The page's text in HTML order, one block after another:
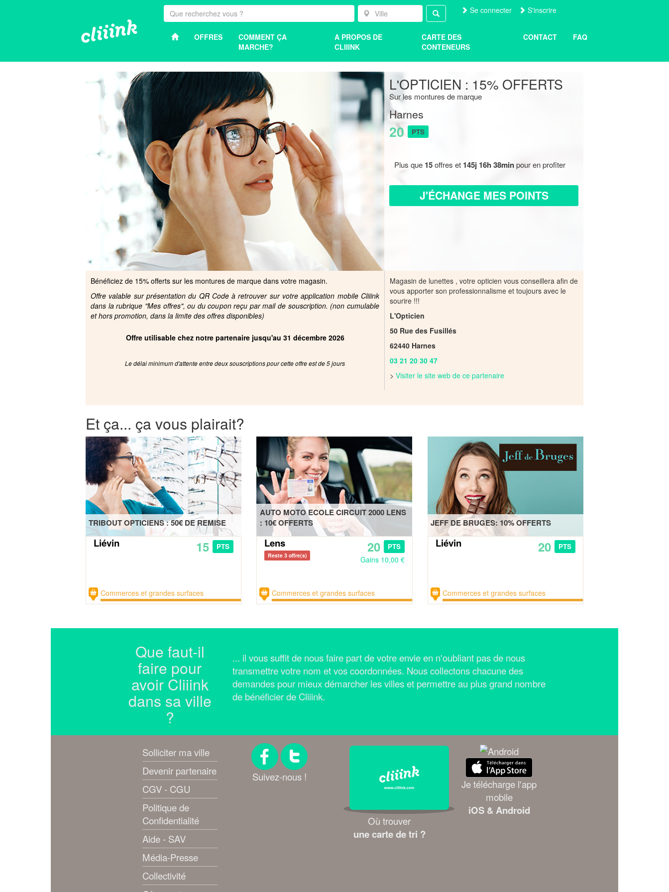
Se connecter S'inscrire
OFFRES
COMMENT ÇA
MARCHE?
A PROPOS DE
CLIIINK
CARTE DES
CONTENEURS
CONTACT FAQ
L'OPTICIEN : 15% OFFERTS
Sur les montures de marque
Harnes
20 PTS
Plus que 15offres et 145j 16h 38minpour en profiter
J'ÉCHANGE MES POINTS
Bénéficiez de 15% offerts sur les montures de marque dans votre magasin.
Offre valable sur présentation du QR Code à retrouver sur votre application mobile Cliiink
dans la rubrique "Mes offres", ou du coupon reçu par mail de souscription. (non cumulable
et hors promotion, dans la limite des offres disponibles)
Offre utilisable chez notre partenaire jusqu'au 31 décembre 2026
Le délai minimum d'attente entre deux souscriptions pour cette offre est de 5 jours
Magasin de lunettes , votre opticien vous conseillera afin de
vous apporter son professionnalisme et toujours avec le
sourire !!!
L'Opticien
50 Rue des Fusillés
62440 Harnes
03 21 20 30 47
> Visiter le site web de ce partenaire
Et ça... ça vous plairait?
TRIBOUT OPTICIENS : 50€ DE REMISE
Liévin 15 PTS
Commerces et grandes surfaces
AUTO MOTO ECOLE CIRCUIT 2000 LENS
: 10€ OFFERTS
Lens
Reste 3 offre(s)
20 PTS
Gains 10,00 €
Commerces et grandes surfaces
JEFF DE BRUGES: 10% OFFERTS
Liévin 20 PTS
Commerces et grandes surfaces
Que faut-il
faire pour
avoir Cliiink
dans sa ville
?
... il vous suffit de nous faire part de votre envie en n'oubliant pas de nous
transmettre votre nom et vos coordonnées. Nous collectons chacune des
demandes pour mieux démarcher les villes et permettre au plus grand nombre
de bénéficier de Cliiink.
Solliciter ma ville
Devenir partenaire
CGV - CGU
Politique de
Confidentialité
Aide - SAV
Média-Presse
Collectivité
Suivez-nous !
Où trouver
une carte de tri ?
Je télécharge l'app
mobile
iOS & Android